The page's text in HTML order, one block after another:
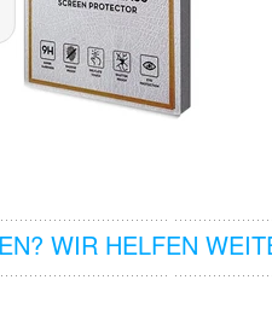
WIR HELFEN